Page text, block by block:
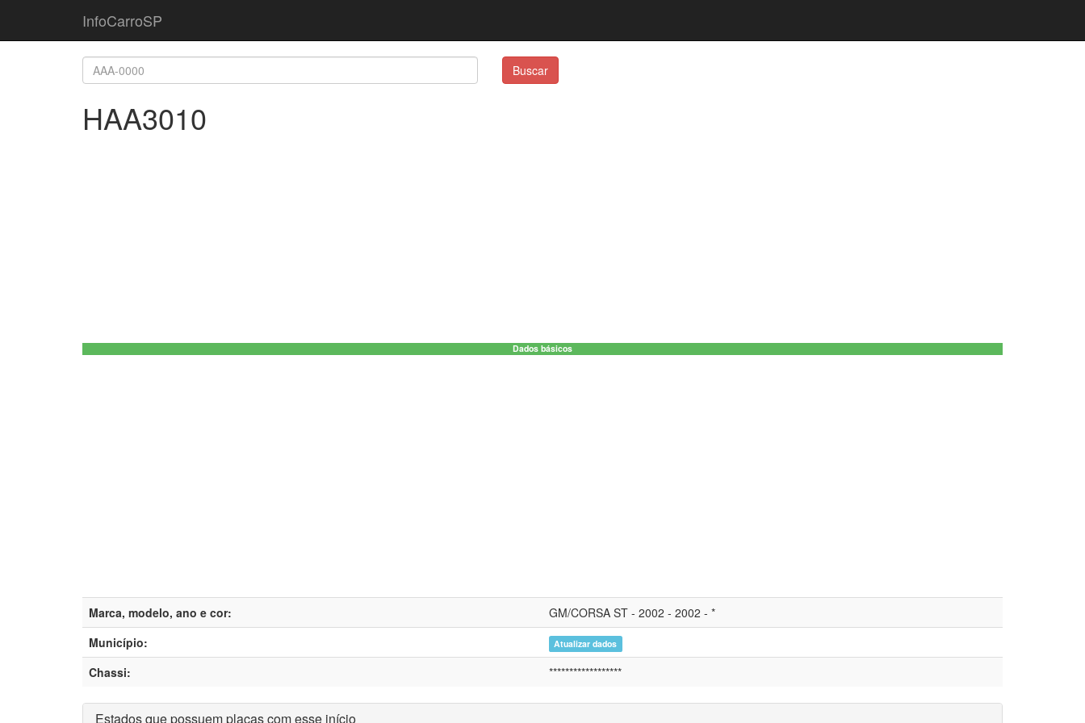
InfoCarroSP
Buscar
HAA3010
Dados básicos
Marca, modelo, ano e cor:
GM/CORSA ST - 2002 - 2002 - *
Município:
Atualizar dados
Chassi: ******************
Estados que possuem placas com esse início